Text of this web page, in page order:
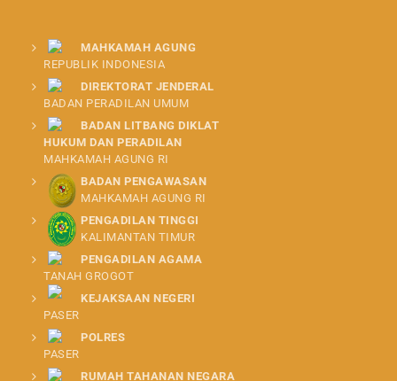
MAHKAMAH AGUNG
REPUBLIK INDONESIA
DIREKTORAT JENDERAL
BADAN PERADILAN UMUM
BADAN LITBANG DIKLAT
HUKUM DAN PERADILAN
MAHKAMAH AGUNG RI
BADAN PENGAWASAN
MAHKAMAH AGUNG RI
PENGADILAN TINGGI
KALIMANTAN TIMUR
PENGADILAN AGAMA
TANAH GROGOT
KEJAKSAAN NEGERI
PASER
POLRES
PASER
RUMAH TAHANAN NEGARA